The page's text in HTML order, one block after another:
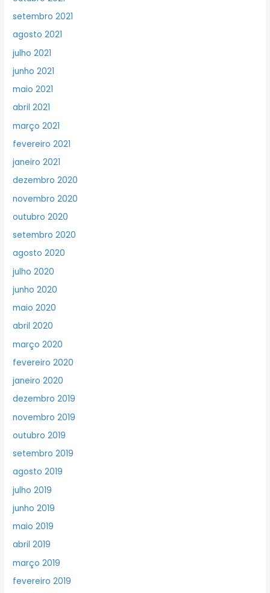
setembro 2021
agosto 2021
julho 2021
junho 2021
maio 2021
abril 2021
março 2021
fevereiro 2021
janeiro 2021
dezembro 2020
novembro 2020
outubro 2020
setembro 2020
agosto 2020
julho 2020
junho 2020
maio 2020
abril 2020
março 2020
fevereiro 2020
janeiro 2020
dezembro 2019
novembro 2019
outubro 2019
setembro 2019
agosto 2019
julho 2019
junho 2019
maio 2019
abril 2019
março 2019
fevereiro 2019